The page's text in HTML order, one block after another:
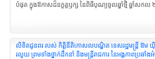
បំផុត ក្នុងឱកាសដ៏នក្ខត្តឫក្ស នៃពិធីបុណ្យចូលឆ្នាំថ្មី ឆ្នាំសក
លិខិតជូនពរ របស់ កិត្តិនីតិកោសលបណ្ឌិត ទេសរដ្ឋមន្ដ្រី ឱម យ៉ិ
រលួយ ព្រមទាំងថ្នាក់ដឹកនាំ និងមន្ត្រីរាជការ នៃអង្គភាពប្រ